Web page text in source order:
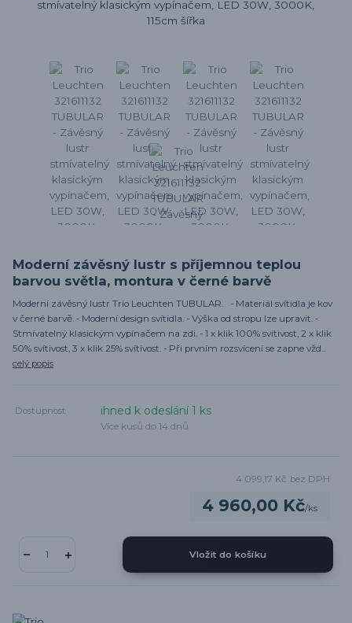
Moderní závěsný lustr s příjemnou teplou
barvou světla, montura v černé barvě
Moderní závěsný lustr Trio Leuchten TUBULAR. - Materiál svítidla je kov
v černé barvě. - Moderní design svítidla. - Výška od stropu lze upravit. -
Stmívatelný klasickým vypínačem na zdi. - 1 x klik 100% svítivost, 2 x klik
50% svítivost, 3 x klik 25% svítivost. - Při prvním rozsvícení se zapne vžd...
celý popis
Dostupnost ihned k odeslání 1 ks
Více kusů do 14 dnů
4 960,00 Kč/ks
4 099,17 Kč bez DPH
Vložit do košíku